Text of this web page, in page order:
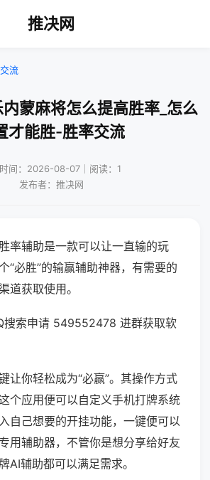
推决网
流
蒙麻将怎么提高胜率_怎么
才能胜-胜率交流
间：2026-08-07｜阅读：1
发布者：推决网
率辅助是一款可以让一直输的玩
“必胜”的输赢辅助神器，有需要的
道获取使用。
搜索申请 549552478 进群获取软
让你轻松成为“必赢”。其操作方式
个应用便可以自定义手机打牌系统
自己想要的开挂功能，一键便可以
用辅助器，不管你是想分享给好友
AI辅助都可以满足需求。